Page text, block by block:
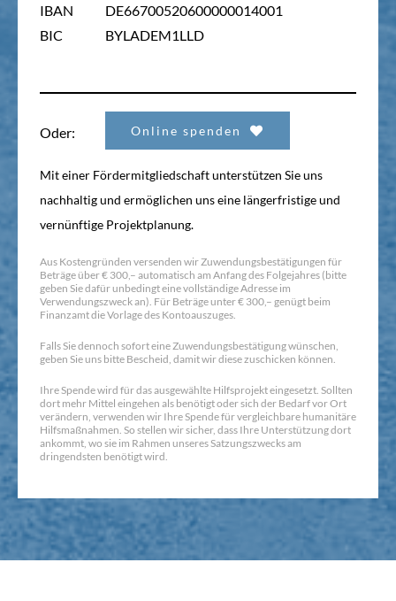
IBAN
BIC
DE66700520600000014001
BYLADEM1LLD
Oder: Online spenden
Mit einer Fördermitgliedschaft unterstützen Sie uns
nachhaltig und ermöglichen uns eine längerfristige und
vernünftige Projektplanung.
Aus Kostengründen versenden wir Zuwendungsbestätigungen für
Beträge über € 300,– automatisch am Anfang des Folgejahres (bitte
geben Sie dafür unbedingt eine vollständige Adresse im
Verwendungszweck an). Für Beträge unter € 300,– genügt beim
Finanzamt die Vorlage des Kontoauszuges.
Falls Sie dennoch sofort eine Zuwendungsbestätigung wünschen,
geben Sie uns bitte Bescheid, damit wir diese zuschicken können.
Ihre Spende wird für das ausgewählte Hilfsprojekt eingesetzt. Sollten
dort mehr Mittel eingehen als benötigt oder sich der Bedarf vor Ort
verändern, verwenden wir Ihre Spende für vergleichbare humanitäre
Hilfsmaßnahmen. So stellen wir sicher, dass Ihre Unterstützung dort
ankommt, wo sie im Rahmen unseres Satzungszwecks am
dringendsten benötigt wird.